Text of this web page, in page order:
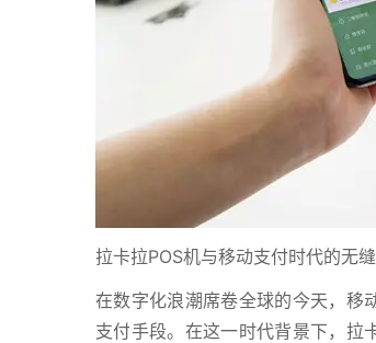
拉卡拉POS机与移动支付时代的无
在数字化浪潮席卷全球的今天，移
支付手段。在这一时代背景下，拉